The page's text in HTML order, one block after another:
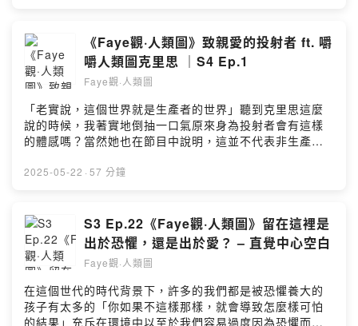
體驗自己都嚇到嘉瑛將慈心培育中「多重的自我」的概念
帶入引導中讓此刻的我有機會看見我內心那個脆弱無力的
我溫柔的陪她好好的走一段..「慈心培育不是認知行為治
療，它工作的地方不是大腦」如果你也做了各種「改變想
法」的嘗試，卻漸漸覺得幫助有限這集也許會很適合你也
歡迎將這集分享給你覺得需要的人..這集並不是商業合作但
是主辦嘉瑛課程的平台 – 樸石學堂在知道我們這集的主題
後有提供給faye子粉們很好的優惠喔！課程及優惠資訊如
下：* 報名連結
連結選擇[Faye觀·人類圖專屬特惠]，並於備註欄寫下優惠
碼faye4680即可以優惠價報名..如果你聽完有什麼問題或
感想，歡迎留言PS. 這次是遠端連線，偶有訊號不清晰也
請見諒囉.如果你也想投稿《留言Faye語》單元，歡迎在
尋: Faye觀人類圖
https://www.instagram.com/faye.humandesign/邀稿或
《Faye觀·人類圖》致親愛的投射者 ft. 嚼
嚼人類圖克里思 ｜S4 Ep.1
Faye觀·人類圖
「老實說，這個世界就是生產者的世界」聽到克里思這麼
說的時候，我著實地倒抽一口氣原來身為投射者會有這樣
的體感嗎？當然她也在節目中說明，這並不代表非生產者
思的對談下開展了雖然我鑽研人類圖這多時，但身為生產
感能多敏感？如何透過接受與拒絕的邀請走出自己的路？
關於這一切設計，正確運作後又有多美好？本集透過既對
人類圖有研究、又親身身為投射者的克里思的分享，我想
許多投射者一定能好好的被接住.如果你也是投射者，這集
真的可以好好來聽或是你身邊也有親愛的投射者，也很建
議你來聽，也許能像我一樣，更理解投射者世界的運作與
視野.真的非常謝謝克里思接受我的邀請～～大家也可以到
2025-05-22 · 57 分鐘
S3 Ep.22《Faye觀·人類圖》留在這裡是
出於恐懼，還是出於愛？ – 直覺中心空白
Faye觀·人類圖
在這個世代的時代背景下，許多的我們都是被恐懼養大的
孩子有太多的「你如果不這樣那樣，就會導致怎麼樣可怕
的結果」充斥在環境中以至於我們容易過度因為恐懼而做